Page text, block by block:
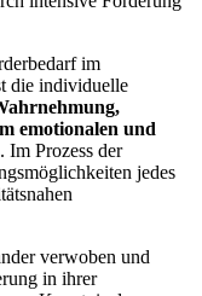
im
die individuelle
emotionalen und
Im Prozess der
jedes
verwoben und
in ihrer